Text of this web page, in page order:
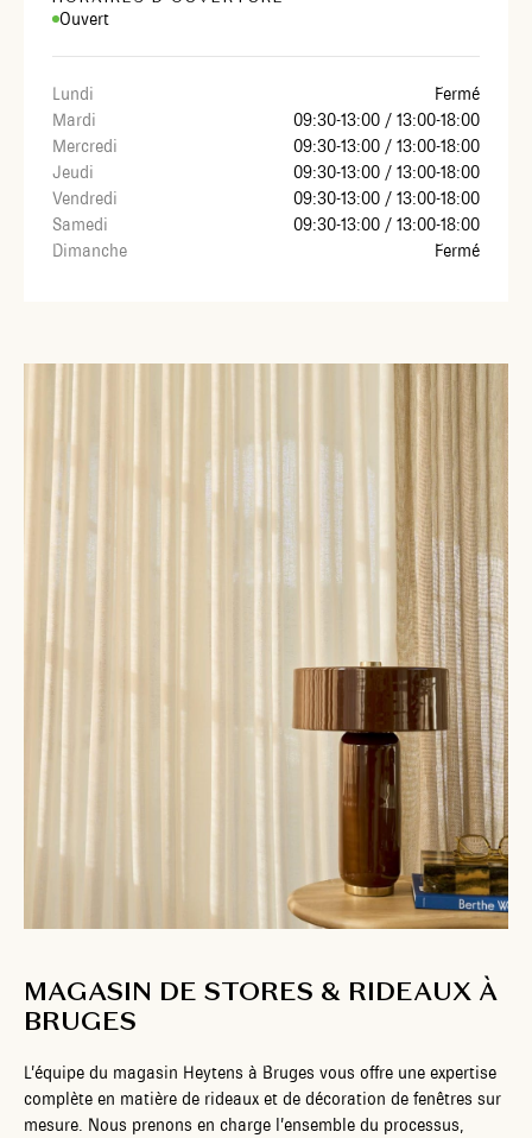
Ouvert
Lundi
Fermé
Mardi
09:30-13:00 / 13:00-18:00
Mercredi
09:30-13:00 / 13:00-18:00
Jeudi
09:30-13:00 / 13:00-18:00
Vendredi
09:30-13:00 / 13:00-18:00
Samedi
09:30-13:00 / 13:00-18:00
Dimanche
Fermé
MAGASIN DE STORES & RIDEAUX À
BRUGES
L’équipe du magasin Heytens à Bruges vous offre une expertise
complète en matière de rideaux et de décoration de fenêtres sur
mesure. Nous prenons en charge l’ensemble du processus,